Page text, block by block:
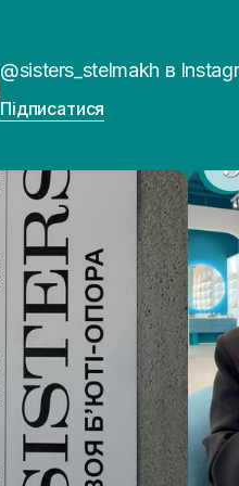
@sisters_stelmakh в
Підписатися